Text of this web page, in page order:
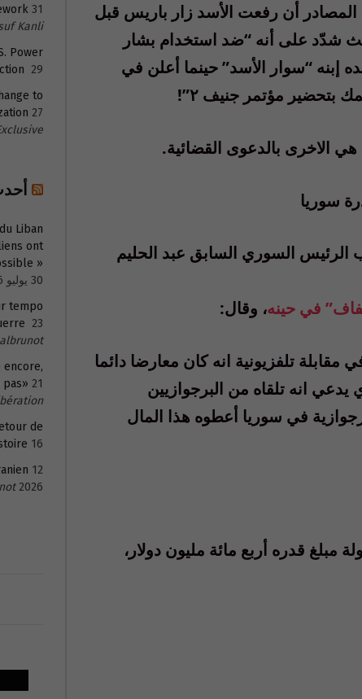
أن رفعت الأسد زار باريس قبل
شدّد على أنه “ضد استخدام بشار
إبنه “سوار الأسد” حينما أعلن في
بتحضير مؤتمر جنيف ٢”!
الاخرى بالدعوى القضائية.
الرئيس السوري السابق عبد الحليم
في حينه، وقال:
تلفزيونية انه كان معارضا دائما
يدعي انه تلقاه من البرجوازيين
في سوريا أعطوه هذا المال
مبلغ قدره أربع مائة مليون دولار،
31 يوليو 2026
Kanli
Power
29 يوليو 2026
to
27 يوليو 2026
Liban
ont
»
30 يوليو 2026
tempo
23 يوليو 2026
encore,
21 يوليو 2026
de
16 يوليو 2026
2026